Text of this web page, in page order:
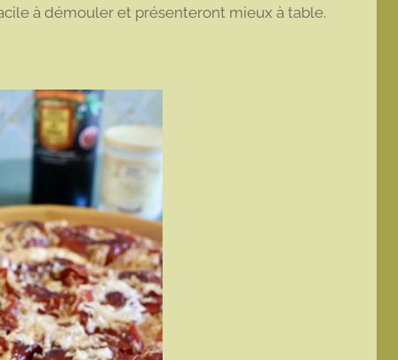
à démouler et présenteront mieux à table.